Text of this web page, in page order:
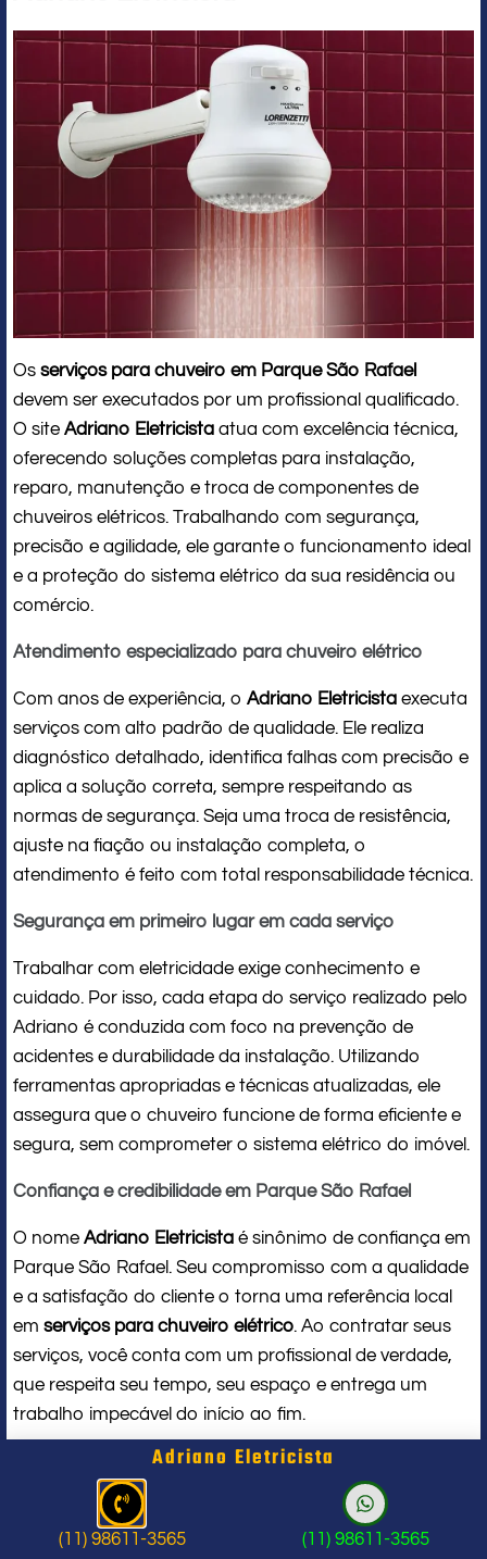
Os serviços para chuveiro em Parque São Rafael
devem ser executados por um profissional qualificado.
O site Adriano Eletricista atua com excelência técnica,
oferecendo soluções completas para instalação,
reparo, manutenção e troca de componentes de
chuveiros elétricos. Trabalhando com segurança,
precisão e agilidade, ele garante o funcionamento ideal
e a proteção do sistema elétrico da sua residência ou
comércio.
Atendimento especializado para chuveiro elétrico
Com anos de experiência, o Adriano Eletricista executa
serviços com alto padrão de qualidade. Ele realiza
diagnóstico detalhado, identifica falhas com precisão e
aplica a solução correta, sempre respeitando as
normas de segurança. Seja uma troca de resistência,
ajuste na fiação ou instalação completa, o
atendimento é feito com total responsabilidade técnica.
Segurança em primeiro lugar em cada serviço
Trabalhar com eletricidade exige conhecimento e
cuidado. Por isso, cada etapa do serviço realizado pelo
Adriano é conduzida com foco na prevenção de
acidentes e durabilidade da instalação. Utilizando
ferramentas apropriadas e técnicas atualizadas, ele
assegura que o chuveiro funcione de forma eficiente e
segura, sem comprometer o sistema elétrico do imóvel.
Confiança e credibilidade em Parque São Rafael
O nome Adriano Eletricista é sinônimo de confiança em
Parque São Rafael. Seu compromisso com a qualidade
e a satisfação do cliente o torna uma referência local
em serviços para chuveiro elétrico. Ao contratar seus
serviços, você conta com um profissional de verdade,
que respeita seu tempo, seu espaço e entrega um
trabalho impecável do início ao fim.
Problema com chuveiro: sinais que
indicam a hora de chamar um
profissional
Adriano Eletricista
(11) 98611-3565 (11) 98611-3565